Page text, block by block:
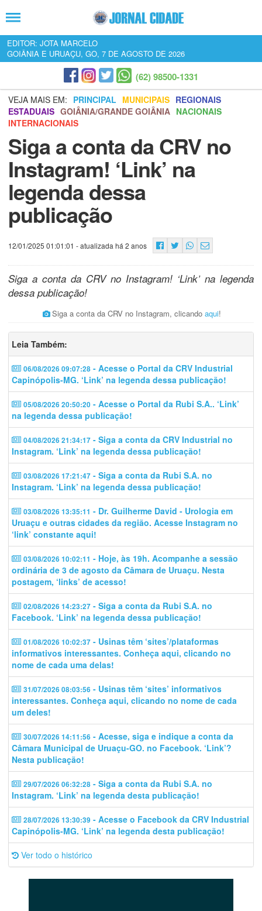
EDITOR: JOTA MARCELO
GOIÂNIA E URUAÇU, GO, 7 DE AGOSTO DE 2026
(62) 98500-1331
VEJA MAIS EM: PRINCIPAL MUNICIPAIS REGIONAIS
ESTADUAIS GOIÂNIA/GRANDE GOIÂNIA NACIONAIS
INTERNACIONAIS
Siga a conta da CRV no
Instagram! ‘Link’ na
legenda dessa
publicação
12/01/2025 01:01:01 - atualizada há 2 anos
Siga a conta da CRV no Instagram! ‘Link’ na legenda
dessa publicação!
Siga a conta da CRV no Instagram, clicando aqui!
Leia Também:
06/08/2026 09:07:28 - Acesse o Portal da CRV Industrial
Capinópolis-MG. ‘Link’ na legenda dessa publicação!
05/08/2026 20:50:20 - Acesse o Portal da Rubi S.A.. ‘Link’
na legenda dessa publicação!
04/08/2026 21:34:17 - Siga a conta da CRV Industrial no
Instagram. ‘Link’ na legenda dessa publicação!
03/08/2026 17:21:47 - Siga a conta da Rubi S.A. no
Instagram. ‘Link’ na legenda dessa publicação!
03/08/2026 13:35:11 - Dr. Guilherme David - Urologia em
Uruaçu e outras cidades da região. Acesse Instagram no
‘link’ constante aqui!
03/08/2026 10:02:11 - Hoje, às 19h. Acompanhe a sessão
ordinária de 3 de agosto da Câmara de Uruaçu. Nesta
postagem, ‘links’ de acesso!
02/08/2026 14:23:27 - Siga a conta da Rubi S.A. no
Facebook. ‘Link’ na legenda dessa publicação!
01/08/2026 10:02:37 - Usinas têm ‘sites’/plataformas
informativos interessantes. Conheça aqui, clicando no
nome de cada uma delas!
31/07/2026 08:03:56 - Usinas têm ‘sites’ informativos
interessantes. Conheça aqui, clicando no nome de cada
um deles!
30/07/2026 14:11:56 - Acesse, siga e indique a conta da
Câmara Municipal de Uruaçu-GO. no Facebook. ‘Link’?
Nesta publicação!
29/07/2026 06:32:28 - Siga a conta da Rubi S.A. no
Instagram. ‘Link’ na legenda desta publicação!
28/07/2026 13:30:39 - Acesse o Facebook da CRV Industrial
Capinópolis-MG. ‘Link’ na legenda desta publicação!
Ver todo o histórico